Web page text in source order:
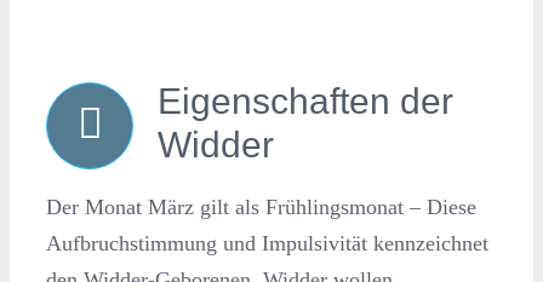
Eigenschaften der
Widder
Der Monat März gilt als Frühlingsmonat – Diese
Aufbruchstimmung und Impulsivität kennzeichnet